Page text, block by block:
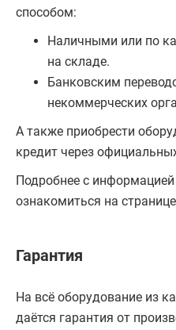
способом:
Наличными или по
на складе.
Банковским
некоммерческих
А также приобрести
кредит через
Подробнее с
ознакомиться на странице
Гарантия
На всё оборудование из
даётся гарантия от